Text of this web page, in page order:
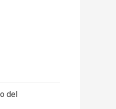
del